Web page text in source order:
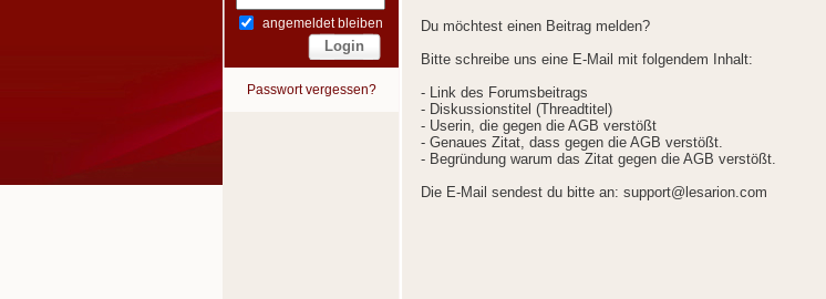
angemeldet bleiben
Passwort vergessen?
Du möchtest einen Beitrag melden?
Bitte schreibe uns eine E-Mail mit folgendem Inhalt:
- Link des Forumsbeitrags
- Diskussionstitel (Threadtitel)
- Userin, die gegen die AGB verstößt
- Genaues Zitat, dass gegen die AGB verstößt.
- Begründung warum das Zitat gegen die AGB verstößt.
Die E-Mail sendest du bitte an: support@lesarion.com